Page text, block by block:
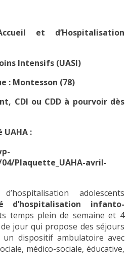
et d’Hospitalisation
Intensifs (UASI)
: Montesson (78)
CDI ou CDD à pourvoir dès
:
Plaquette_UAHA-avril-
adolescents
d’hospitalisation infanto-
temps plein de semaine et 4
jour qui propose des séjours
un dispositif ambulatoire avec
médico-sociale, éducative,